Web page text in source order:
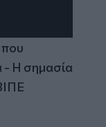
- Η σημασία